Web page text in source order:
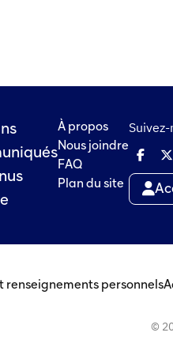
À propos
Nous joindre
FAQ
Plan du site
renseignements personnels
©